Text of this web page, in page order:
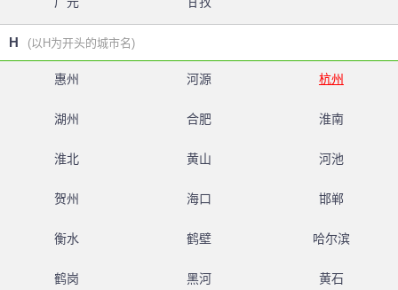
H (以H为开头的城市名)
惠州 河源 杭州
湖州 合肥 淮南
淮北 黄山 河池
贺州 海口 邯郸
衡水 鹤壁 哈尔滨
鹤岗 黑河 黄石